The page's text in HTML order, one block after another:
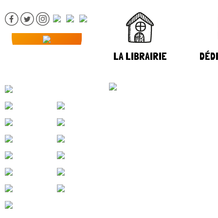
LA LIBRAIRIE
LIBRAIRE MASQUÉ